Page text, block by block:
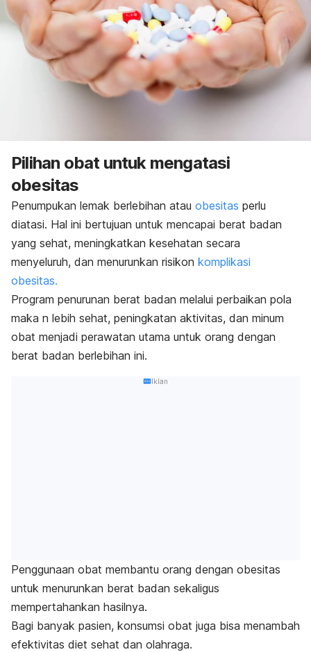
Pilihan obat untuk mengatasi
obesitas
Penumpukan lemak berlebihan atau obesitas perlu
diatasi. Hal ini bertujuan untuk mencapai berat badan
yang sehat, meningkatkan kesehatan secara
menyeluruh, dan menurunkan risikon komplikasi
obesitas.
Program penurunan berat badan melalui perbaikan pola
maka n lebih sehat, peningkatan aktivitas, dan minum
obat menjadi perawatan utama untuk orang dengan
berat badan berlebihan ini.
Iklan
Penggunaan obat membantu orang dengan obesitas
untuk menurunkan berat badan sekaligus
mempertahankan hasilnya.
Bagi banyak pasien, konsumsi obat juga bisa menambah
efektivitas diet sehat dan olahraga.